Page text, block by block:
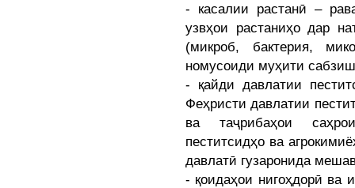
- касалии растанӣ –
узвҳои растаниҳо дар
(микроб, бактерия,
номусоиди муҳити
- қайди давлатии
Феҳристи давлатии
ва таҷрибаҳои
пеститсидҳо ва
давлатӣ гузаронида
- қоидаҳои нигоҳдорӣ ва